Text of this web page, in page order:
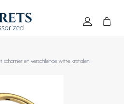
en verschillende witte kristallen